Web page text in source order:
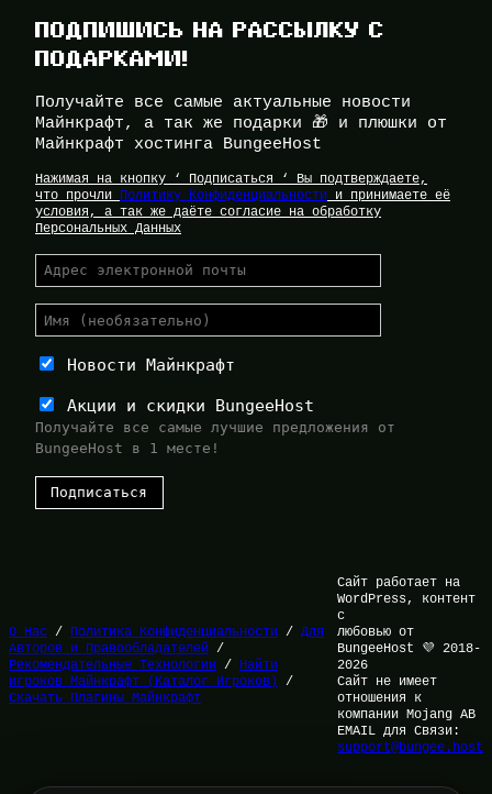
ПОДПИШИСЬ НА РАССЫЛКУ С
ПОДАРКАМИ!
Получайте все самые актуальные новости
Майнкрафт, а так же подарки 🎁 и плюшки от
Майнкрафт хостинга BungeeHost
Нажимая на кнопку ‘ Подписаться ‘ Вы подтверждаете,
что прочли Политику Конфиденциальности и принимаете её
условия, а так же даёте согласие на обработку
Персональных Данных
Новости Майнкрафт
Акции и скидки BungeeHost
Получайте все самые лучшие предложения от
BungeeHost в 1 месте!
О Нас / Политика Конфиденциальности / Для
Авторов и Правообладателей /
Рекомендательные Технологии / Найти
игроков Майнкрафт (Каталог Игроков) /
Скачать Плагины Майнкрафт
Сайт работает на
WordPress, контент
с
любовью от
BungeeHost 💜 2018-
2026
Сайт не имеет
отношения к
компании Mojang AB
EMAIL для Связи:
support@bungee.host